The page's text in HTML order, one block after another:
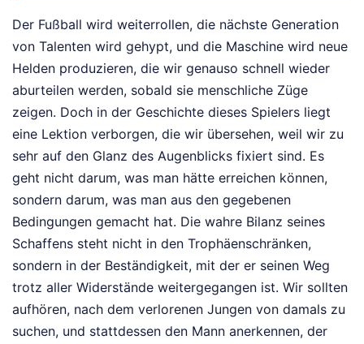
Der Fußball wird weiterrollen, die nächste Generation
von Talenten wird gehypt, und die Maschine wird neue
Helden produzieren, die wir genauso schnell wieder
aburteilen werden, sobald sie menschliche Züge
zeigen. Doch in der Geschichte dieses Spielers liegt
eine Lektion verborgen, die wir übersehen, weil wir zu
sehr auf den Glanz des Augenblicks fixiert sind. Es
geht nicht darum, was man hätte erreichen können,
sondern darum, was man aus den gegebenen
Bedingungen gemacht hat. Die wahre Bilanz seines
Schaffens steht nicht in den Trophäenschränken,
sondern in der Beständigkeit, mit der er seinen Weg
trotz aller Widerstände weitergegangen ist. Wir sollten
aufhören, nach dem verlorenen Jungen von damals zu
suchen, und stattdessen den Mann anerkennen, der